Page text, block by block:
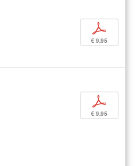
p
€ 9,95
p
€ 9,95